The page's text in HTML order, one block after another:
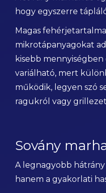
hogy egyszerre
Magas
mikrotápanyagokat
kisebb
variálható, mert
működik, legyen szó
ragukról vagy
Sovány
A legnagyobb
hanem a gyakorlati